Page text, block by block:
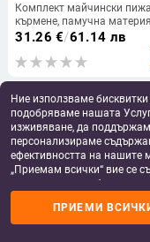
Комплект майчински
кърмене, памучна
ръкави, есенно-зимна
луксозен и благороден
31.26 €/61.14 лв
Ние използваме
подобряваме нашата
изживяване, да
персонализираме
ефективността на нашите
„Приемам всички“ вие се
да съхраняваме
за рекламни и
своите предпочитания,
За повече информация,
ПРИЕМИ